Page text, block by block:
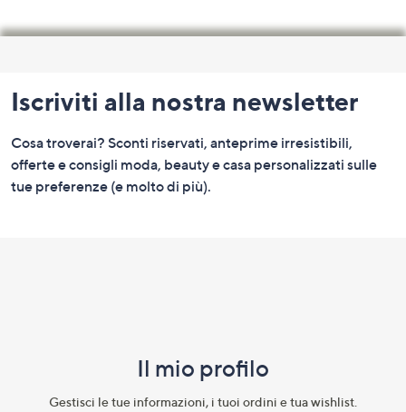
menu
e
informazioni
Iscriviti alla nostra newsletter
Cosa troverai? Sconti riservati, anteprime irresistibili,
offerte e consigli moda, beauty e casa personalizzati sulle
tue preferenze (e molto di più).
Il mio profilo​
Gestisci le tue informazioni, i tuoi ordini e tua wishlist.​